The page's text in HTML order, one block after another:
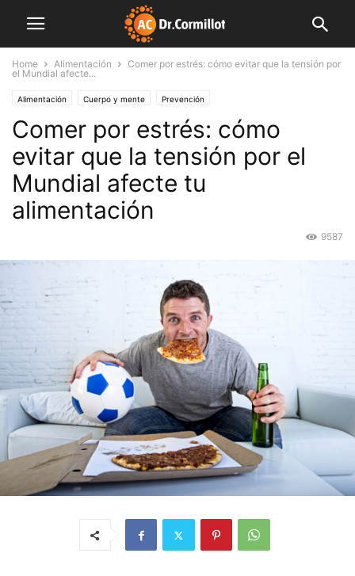
Home Alimentación
Comer por estrés: cómo evitar que la tensión por
el Mundial afecte...
Alimentación Cuerpo y mente Prevención
Comer por estrés: cómo
evitar que la tensión por el
Mundial afecte tu
alimentación
9587